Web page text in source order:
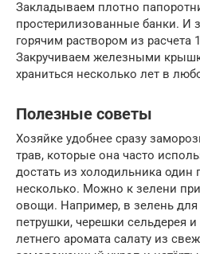
Закладываем плотно
простерилизованные банки. И
горячим раствором из расчета
Закручиваем железными
храниться несколько лет в
Полезные советы
Хозяйке удобнее сразу
трав, которые она часто
достать из холодильника один
несколько. Можно к зелени
овощи. Например, в зелень для
петрушки, черешки сельдерея
летнего аромата салату из